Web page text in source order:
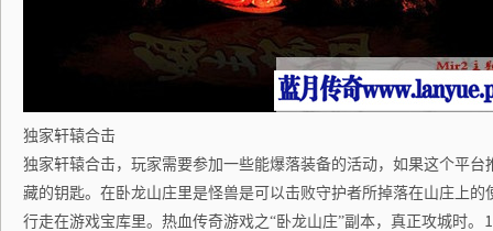
独家轩辕合击
独家轩辕合击，玩家需要参加一些能爆落装备的活动，如果这个平
藏的钥匙。在卧龙山庄里是怪兽是可以击败守护者所掉落在山庄上
行走在游戏宝库里。热血传奇游戏之“卧龙山庄”副本，真正攻城时